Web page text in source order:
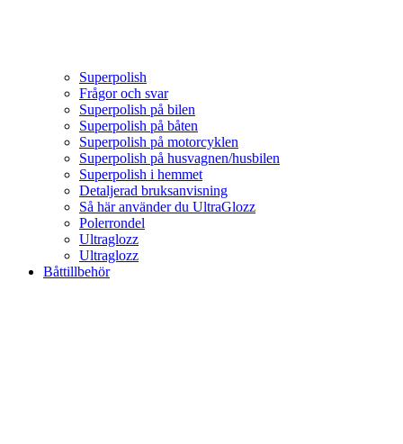
Superpolish
Frågor och svar
Superpolish på bilen
Superpolish på båten
Superpolish på motorcyklen
Superpolish på husvagnen/husbilen
Superpolish i hemmet
Detaljerad bruksanvisning
Så här använder du UltraGlozz
Polerrondel
Ultraglozz
Ultraglozz
Båttillbehör